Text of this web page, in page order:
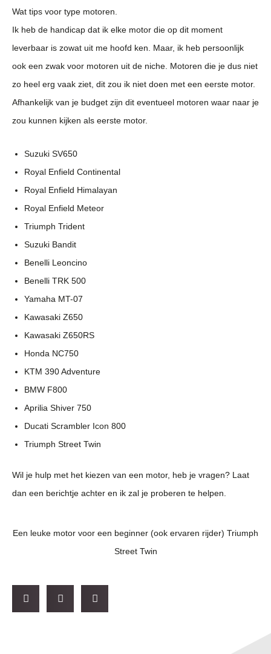
Wat tips voor type motoren.
Ik heb de handicap dat ik elke motor die op dit moment
leverbaar is zowat uit me hoofd ken. Maar, ik heb persoonlijk
ook een zwak voor motoren uit de niche. Motoren die je dus niet
zo heel erg vaak ziet, dit zou ik niet doen met een eerste motor.
Afhankelijk van je budget zijn dit eventueel motoren waar naar je
zou kunnen kijken als eerste motor.
Suzuki SV650
Royal Enfield Continental
Royal Enfield Himalayan
Royal Enfield Meteor
Triumph Trident
Suzuki Bandit
Benelli Leoncino
Benelli TRK 500
Yamaha MT-07
Kawasaki Z650
Kawasaki Z650RS
Honda NC750
KTM 390 Adventure
BMW F800
Aprilia Shiver 750
Ducati Scrambler Icon 800
Triumph Street Twin
Wil je hulp met het kiezen van een motor, heb je vragen? Laat
dan een berichtje achter en ik zal je proberen te helpen.
Een leuke motor voor een beginner (ook ervaren rijder) Triumph
Street Twin